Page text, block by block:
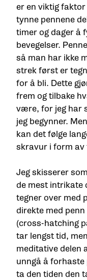
er en viktig
tynne pennene
timer og dager å
bevegelser.
så man har ikke
strek først er
for å bli. Dette
frem og tilbake
være, for jeg har
jeg begynner.
kan det følge
skravur i form av
Jeg skisserer
de mest intrikate
tegner over med
direkte med
(cross-hatching
tar lengst tid,
meditative delen
unngå å forhaste
ta den tiden den